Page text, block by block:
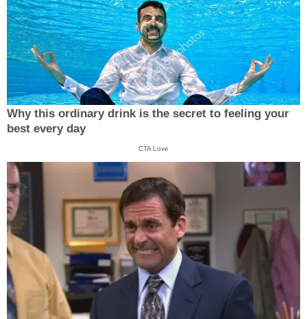
Why this ordinary drink is the secret to feeling your
best every day
CTA Love